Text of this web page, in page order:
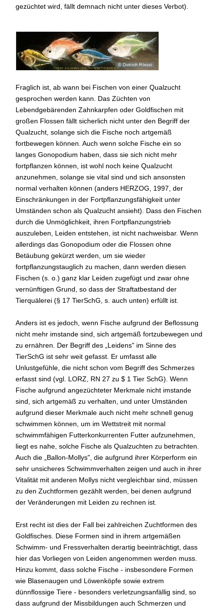
gezüchtet wird, fällt demnach nicht unter dieses Verbot).
Fraglich ist, ab wann bei Fischen von einer Qualzucht
gesprochen werden kann. Das Züchten von
Lebendgebärenden Zahnkarpfen oder Goldfischen mit
großen Flossen fällt sicherlich nicht unter den Begriff der
Qualzucht, solange sich die Fische noch artgemäß
fortbewegen können. Auch wenn solche Fische ein so
langes Gonopodium haben, dass sie sich nicht mehr
fortpflanzen können, ist wohl noch keine Qualzucht
anzunehmen, solange sie vital sind und sich ansonsten
normal verhalten können (anders HERZOG, 1997, der
Einschränkungen in der Fortpflanzungsfähigkeit unter
Umständen schon als Qualzucht ansieht). Dass den Fischen
durch die Unmöglichkeit, ihren Fortpflanzungstrieb
auszuleben, Leiden entstehen, ist nicht nachweisbar. Wenn
allerdings das Gonopodium oder die Flossen ohne
Betäubung gekürzt werden, um sie wieder
fortpflanzungstauglich zu machen, dann werden diesen
Fischen (s. o.) ganz klar Leiden zugefügt und zwar ohne
vernünftigen Grund, so dass der Straftatbestand der
Tierquälerei (§ 17 TierSchG, s. auch unten) erfüllt ist.
Anders ist es jedoch, wenn Fische aufgrund der Beflossung
nicht mehr imstande sind, sich artgemäß fortzubewegen und
zu ernähren. Der Begriff des „Leidens" im Sinne des
TierSchG ist sehr weit gefasst. Er umfasst alle
Unlustgefühle, die nicht schon vom Begriff des Schmerzes
erfasst sind (vgl. LORZ, RN 27 zu $ 1 Tier SchG). Wenn
Fische aufgrund angezüchteter Merkmale nicht imstande
sind, sich artgemäß zu verhalten, und unter Umständen
aufgrund dieser Merkmale auch nicht mehr schnell genug
schwimmen können, um im Wettstreit mit normal
schwimmfähigen Futterkonkurrenten Futter aufzunehmen,
liegt es nahe, solche Fische als Qualzuchten zu betrachten.
Auch die „Ballon-Mollys", die aufgrund ihrer Körperform ein
sehr unsicheres Schwimmverhalten zeigen und auch in ihrer
Vitalität mit anderen Mollys nicht vergleichbar sind, müssen
zu den Zuchtformen gezählt werden, bei denen aufgrund
der Veränderungen mit Leiden zu rechnen ist.
Erst recht ist dies der Fall bei zahlreichen Zuchtformen des
Goldfisches. Diese Formen sind in ihrem artgemäßen
Schwimm- und Fressverhalten derartig beeinträchtigt, dass
hier das Vorliegen von Leiden angenommen werden muss.
Hinzu kommt, dass solche Fische - insbesondere Formen
wie Blasenaugen und Löwenköpfe sowie extrem
dünnflossige Tiere - besonders verletzungsanfällig sind, so
dass aufgrund der Missbildungen auch Schmerzen und